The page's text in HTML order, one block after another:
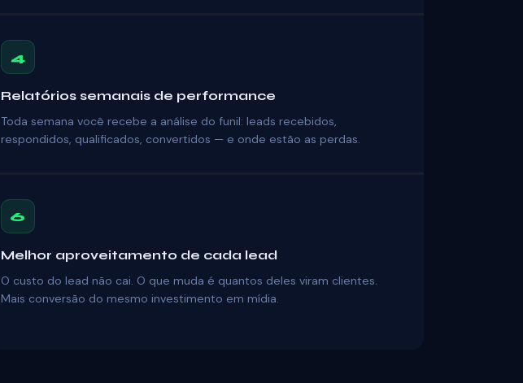
4
Relatórios semanais de performance
Toda semana você recebe a análise do funil: leads recebidos,
respondidos, qualificados, convertidos — e onde estão as perdas.
6
Melhor aproveitamento de cada lead
O custo do lead não cai. O que muda é quantos deles viram clientes.
Mais conversão do mesmo investimento em mídia.